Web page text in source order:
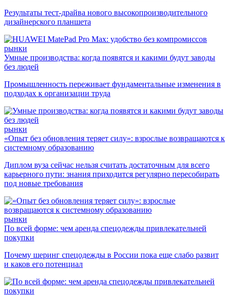
Результаты тест-драйва нового высокопроизводительного
дизайнерского планшета
рынки
Умные производства: когда появятся и какими будут заводы
без людей
Промышленность переживает фундаментальные изменения в
подходах к организации труда
рынки
«Опыт без обновления теряет силу»: взрослые возвращаются к
системному образованию
Диплом вуза сейчас нельзя считать достаточным для всего
карьерного пути: знания приходится регулярно пересобирать
под новые требования
рынки
По всей форме: чем аренда спецодежды привлекательней
покупки
Почему шеринг спецодежды в России пока еще слабо развит
и каков его потенциал